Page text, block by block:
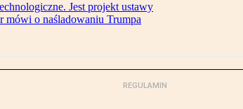
Jest projekt ustawy
mówi o naśladowaniu Trumpa
REGULAMIN